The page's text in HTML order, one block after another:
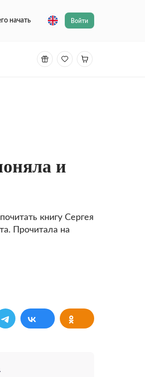
начать
Войти
и
книгу Сергея
Прочитала на